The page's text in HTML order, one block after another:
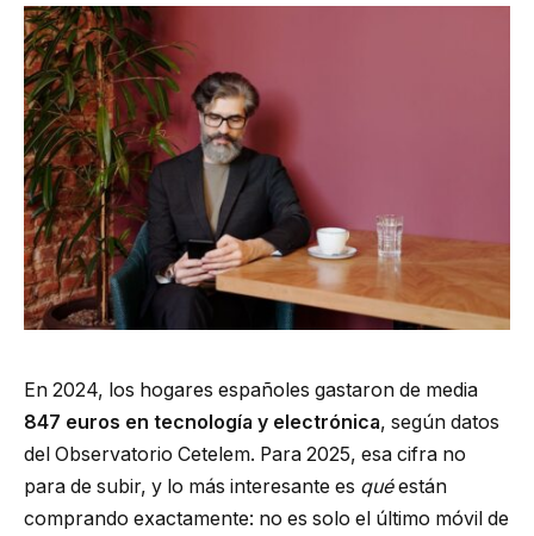
En 2024, los hogares españoles gastaron de media
847 euros en tecnología y electrónica, según datos
del Observatorio Cetelem. Para 2025, esa cifra no
para de subir, y lo más interesante es quéestán
comprando exactamente: no es solo el último móvil de